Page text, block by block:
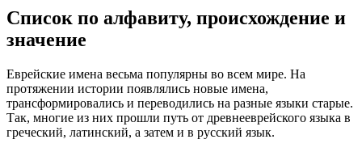
Список по алфавиту, происхождение и
значение
Еврейские имена весьма популярны во всем мире. На
протяжении истории появлялись новые имена,
трансформировались и переводились на разные языки старые.
Так, многие из них прошли путь от древнееврейского языка в
греческий, латинский, а затем и в русский язык.